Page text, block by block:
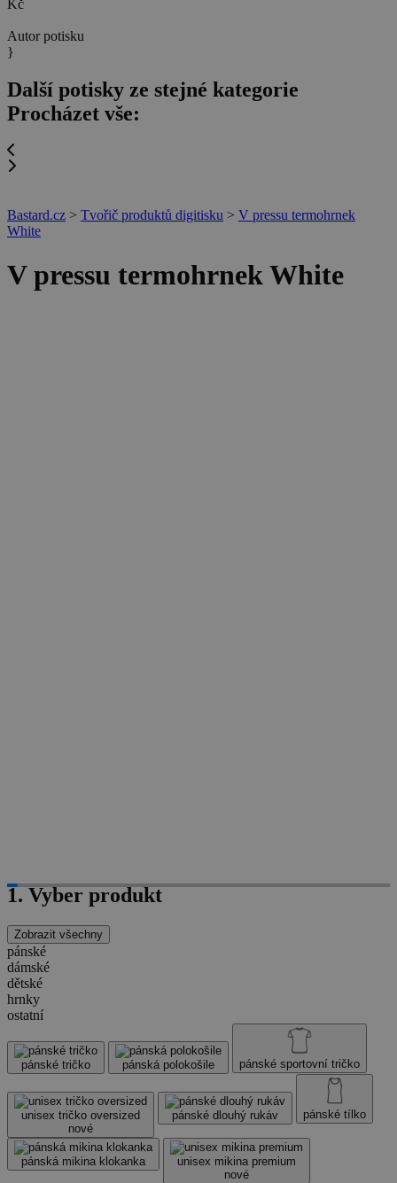
Kč
Autor potisku
}
Další potisky ze stejné kategorie
Procházet vše:
Bastard.cz > Tvořič produktů digitisku > V pressu termohrnek
White
V pressu termohrnek White
1. Vyber produkt
Zobrazit všechny
pánské
dámské
dětské
hrnky
ostatní
pánské tričko pánská polokošile pánské sportovní tričko
unisex tričko oversized
nové
pánské dlouhý rukáv pánské tílko
pánská mikina klokanka
unisex mikina premium
nové